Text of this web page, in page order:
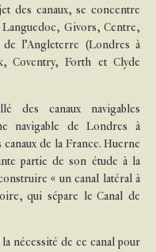
des canaux, se concentre
Givors, Centre,
l’Angleterre (Londres à
Coventry, Forth et Clyde
des canaux navigables
navigable de Londres à
de la France. Huerne
partie de son étude à la
« un canal latéral à
qui sépare le Canal de
nécessité de ce canal pour